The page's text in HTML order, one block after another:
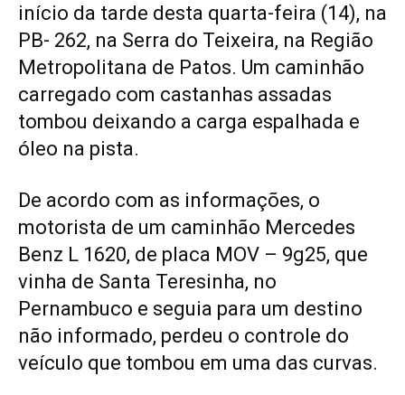
início da tarde desta quarta-feira (14), na
PB- 262, na Serra do Teixeira, na Região
Metropolitana de Patos. Um caminhão
carregado com castanhas assadas
tombou deixando a carga espalhada e
óleo na pista.
De acordo com as informações, o
motorista de um caminhão Mercedes
Benz L 1620, de placa MOV – 9g25, que
vinha de Santa Teresinha, no
Pernambuco e seguia para um destino
não informado, perdeu o controle do
veículo que tombou em uma das curvas.